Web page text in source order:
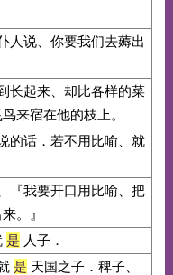
人说、你要我们去薅出
长起来、却比各样的菜
来宿在他的枝上。
的话．若不用比喻、就
『我要开口用比喻、把
。』
是 人子．
是 天国之子．稗子、